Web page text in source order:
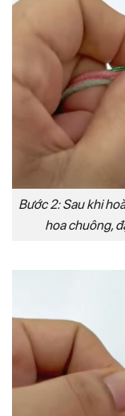
Bước 2: Sau khi
hoa chuông,